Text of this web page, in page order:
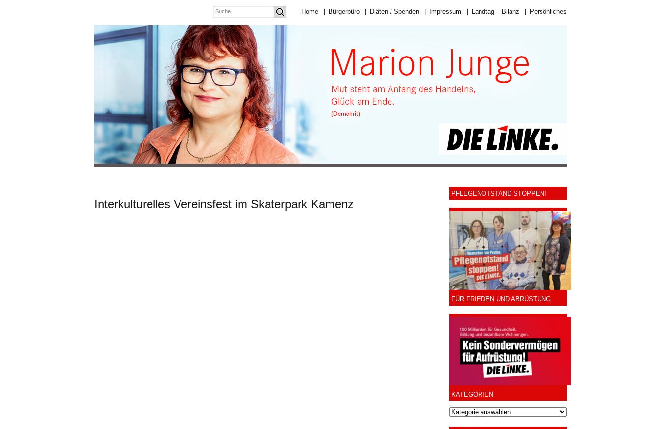
Home Bürgerbüro Diäten / Spenden Impressum Landtag – Bilanz Persönliches
Interkulturelles Vereinsfest im Skaterpark Kamenz
PFLEGENOTSTAND STOPPEN!
FÜR FRIEDEN UND ABRÜSTUNG
KATEGORIEN